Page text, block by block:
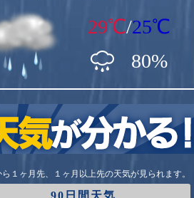
29℃/25℃
80%
１ヶ月先、１ヶ月以上先の天気が見られます。
90日間天気